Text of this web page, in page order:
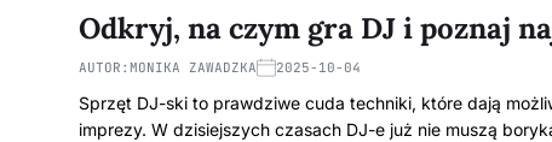
Odkryj, na czym gra DJ i poznaj
AUTOR: MONIKA ZAWADZKA 2025-10-04
Sprzęt DJ-ski to prawdziwe cuda techniki, które dają
imprezy. W dzisiejszych czasach DJ-e już nie muszą